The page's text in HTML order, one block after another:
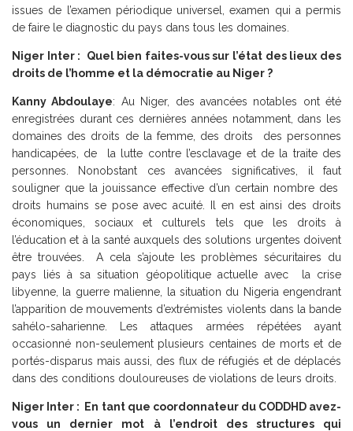
issues de l’examen périodique universel, examen qui a permis
de faire le diagnostic du pays dans tous les domaines.
Niger Inter : Quel bien faites-vous sur l’état des lieux des
droits de l’homme et la démocratie au Niger ?
Kanny Abdoulaye: Au Niger, des avancées notables ont été
enregistrées durant ces dernières années notamment, dans les
domaines des droits de la femme, des droits des personnes
handicapées, de la lutte contre l’esclavage et de la traite des
personnes. Nonobstant ces avancées significatives, il faut
souligner que la jouissance effective d’un certain nombre des
droits humains se pose avec acuité. Il en est ainsi des droits
économiques, sociaux et culturels tels que les droits à
l’éducation et à la santé auxquels des solutions urgentes doivent
être trouvées. A cela s’ajoute les problèmes sécuritaires du
pays liés à sa situation géopolitique actuelle avec la crise
libyenne, la guerre malienne, la situation du Nigeria engendrant
l’apparition de mouvements d’extrémistes violents dans la bande
sahélo-saharienne. Les attaques armées répétées ayant
occasionné non-seulement plusieurs centaines de morts et de
portés-disparus mais aussi, des flux de réfugiés et de déplacés
dans des conditions douloureuses de violations de leurs droits.
Niger Inter : En tant que coordonnateur du CODDHD avez-
vous un dernier mot à l’endroit des structures qui